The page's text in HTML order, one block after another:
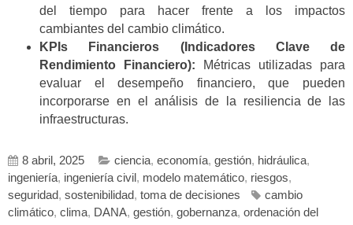
del tiempo para hacer frente a los impactos
cambiantes del cambio climático.
KPIs Financieros (Indicadores Clave de
Rendimiento Financiero): Métricas utilizadas para
evaluar el desempeño financiero, que pueden
incorporarse en el análisis de la resiliencia de las
infraestructuras.
8 abril, 2025 ciencia, economía, gestión, hidráulica,
ingeniería, ingeniería civil , modelo matemático, riesgos,
seguridad, sostenibilidad, toma de decisiones
cambio
climático, clima, DANA, gestión, gobernanza, ordenación del